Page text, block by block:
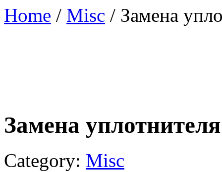
Home / Misc / Замена
Замена
Category: Misc